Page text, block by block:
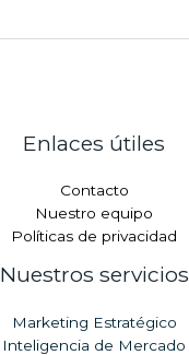
Enlaces útiles
Contacto
Nuestro equipo
Políticas de privacidad
Nuestros servicios
Marketing Estratégico
Inteligencia de Mercado